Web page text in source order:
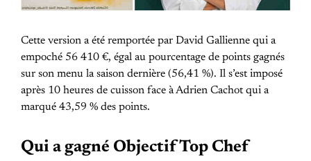
Cette version a été remportée par David Gallienne qui a
empoché 56 410 €, égal au pourcentage de points gagnés
sur son menu la saison dernière (56,41 %). Il s’est imposé
après 10 heures de cuisson face à Adrien Cachot qui a
marqué 43,59 % des points.
Qui a gagné Objectif Top Chef